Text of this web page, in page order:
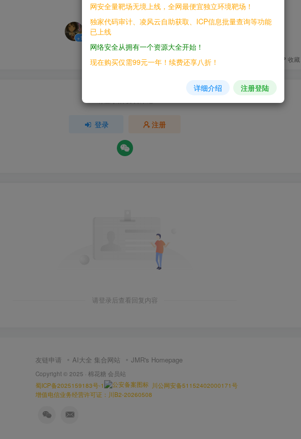
5人已评分
+1 +2
收藏
登录 注册
请登录后查看回复内容
友链申请 AI大全 集合网站 JMR's Homepage
Copyright © 2025 · 棉花糖 会员站
蜀ICP备2025159183号-1
川公网安备51152402000171号
增值电信业务经营许可证：川B2-20260508
网安全量靶场无境上线，全网最便宜独立环境靶场！
独家代码审计、凌风云自助获取、ICP信息批量查询等功能
已上线
网络安全从拥有一个资源大全开始！
现在购买仅需99元一年！续费还享八折！
详细介绍 注册登陆